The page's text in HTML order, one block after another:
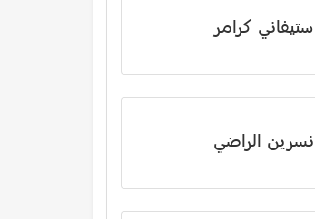
ستيفاني كرامر
نسرين الراضي